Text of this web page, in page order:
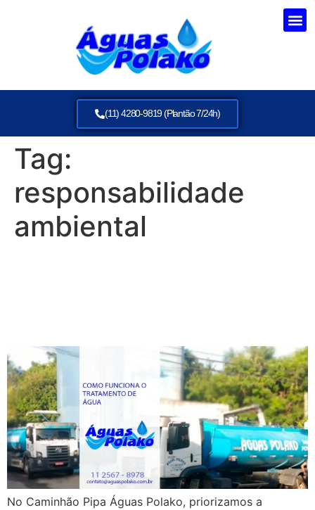
(11) 4280-9819 (Plantão 7/24h)
Tag:
responsabilidade
ambiental
No Caminhão Pipa Águas Polako, priorizamos a